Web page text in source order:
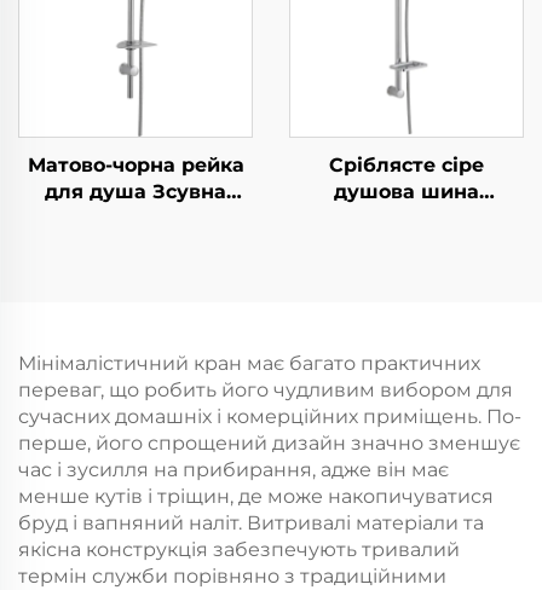
зупинки, клеєва
підставка та душова
гвинтка
шлангом із захистом
та міцним клеєвим
регульованим
тримачем під кутом
Матово-чорна рейка
для душа Зсувна
Сріблясте сіре
душова шина
Мінімалістичний кран має багато практичних
переваг, що робить його чудливим вибором для
сучасних домашніх і комерційних приміщень. По-
перше, його спрощений дизайн значно зменшує
час і зусилля на прибирання, адже він має
менше кутів і тріщин, де може накопичуватися
бруд і вапняний наліт. Витривалі матеріали та
якісна конструкція забезпечують тривалий
термін служби порівняно з традиційними